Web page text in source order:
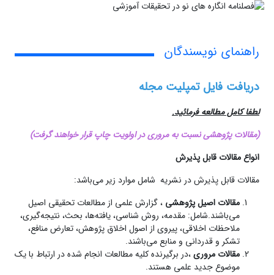
راهنمای نویسندگان
دریافت فایل تمپلیت مجله
لطفا کامل مطالعه فرمائید.
(مقالات پژوهشی نسبت به مروری در اولویت چاپ قرار خواهند گرفت)
انواعمقالات قابلپذیرش
مقالات قابل پذیرش در نشریه شامل موارد زیر می‌باشد:
مقالات اصیلپژوهشی ، گزارش علمی از مطالعات تحقیقی اصیل
می‌باشند.شامل: مقدمه، روش شناسی، یافته‌ها، بحث، نتیجه‌گیری،
ملاحظات اخلاقی، پیروی از اصول اخلاق پژوهش، تعارض منافع،
تشکر و قدردانی و منابع می‌باشند.
مقالات مروری،در برگیرنده کلیه مطالعات انجام شده در ارتباط با یک
موضوع جدید علمی هستند.